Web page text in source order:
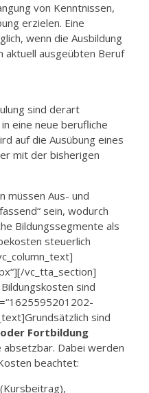
von Kenntnissen,
erzielen. Eine
wenn die Ausbildung
aktuell ausgeübten Beruf
sind derart
eine neue berufliche
auf die Ausübung eines
mit der bisherigen
müssen Aus- und
sein, wodurch
Bildungssegmente als
steuerlich
vc_tta_section]
sind
sind
Fortbildung
absetzbar. Dabei werden
beachtet: